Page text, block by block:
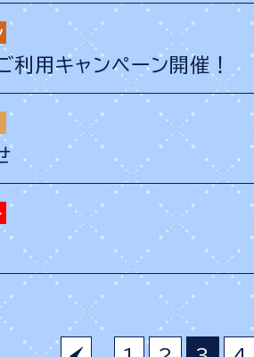
用キャンペーン開催！